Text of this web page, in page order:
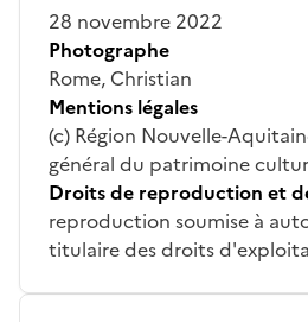
28 novembre 2022
Photographe
Rome, Christian
Mentions légales
(c) Région Nouvelle-
général du patrimoine
Droits de reproduction et
reproduction soumise à
titulaire des droits